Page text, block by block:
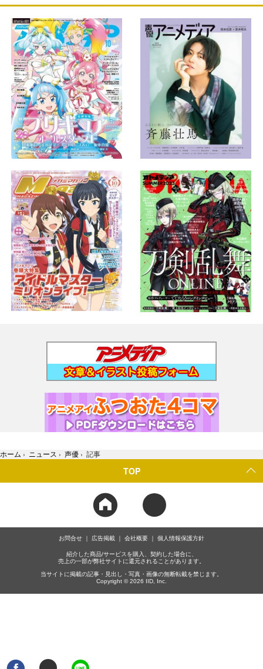
ホーム › ニュース › 声優 › 記事
TOP
お問合せ 広告掲載 会社概要 個人情報保護方針
紹介した商品/サービスを購入、契約した場合に、
売上の一部が弊社サイトに還元されることがあります。
当サイトに掲載の記事・見出し・写真・画像の無断転載を禁じます。
Copyright © 2026 IID, Inc.